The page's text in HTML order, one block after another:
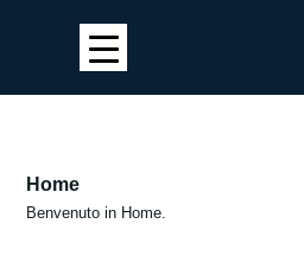
Home
Benvenuto in Home.